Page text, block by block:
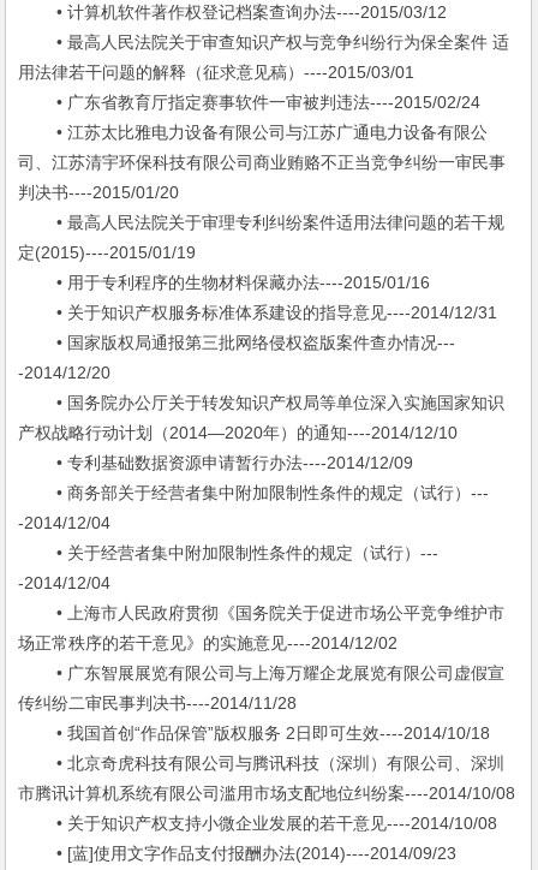
• 计算机软件著作权登记档案查询办法----2015/03/12
• 最高人民法院关于审查知识产权与竞争纠纷行为保全案件 适
用法律若干问题的解释（征求意见稿）----2015/03/01
• 广东省教育厅指定赛事软件一审被判违法----2015/02/24
• 江苏太比雅电力设备有限公司与江苏广通电力设备有限公
司、江苏清宇环保科技有限公司商业贿赂不正当竞争纠纷一审民事
判决书----2015/01/20
• 最高人民法院关于审理专利纠纷案件适用法律问题的若干规
定(2015)----2015/01/19
• 用于专利程序的生物材料保藏办法----2015/01/16
• 关于知识产权服务标准体系建设的指导意见----2014/12/31
• 国家版权局通报第三批网络侵权盗版案件查办情况---
-2014/12/20
• 国务院办公厅关于转发知识产权局等单位深入实施国家知识
产权战略行动计划（2014—2020年）的通知----2014/12/10
• 专利基础数据资源申请暂行办法----2014/12/09
• 商务部关于经营者集中附加限制性条件的规定（试行）---
-2014/12/04
• 关于经营者集中附加限制性条件的规定（试行）---
-2014/12/04
• 上海市人民政府贯彻《国务院关于促进市场公平竞争维护市
场正常秩序的若干意见》的实施意见----2014/12/02
• 广东智展展览有限公司与上海万耀企龙展览有限公司虚假宣
传纠纷二审民事判决书----2014/11/28
• 我国首创“作品保管”版权服务 2日即可生效----2014/10/18
• 北京奇虎科技有限公司与腾讯科技（深圳）有限公司、深圳
市腾讯计算机系统有限公司滥用市场支配地位纠纷案----2014/10/08
• 关于知识产权支持小微企业发展的若干意见----2014/10/08
• [蓝]使用文字作品支付报酬办法(2014)----2014/09/23